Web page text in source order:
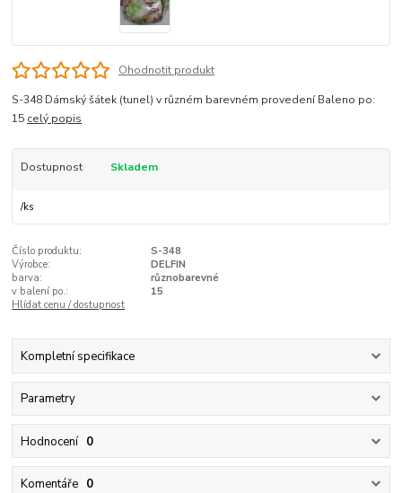
Ohodnotit produkt
S-348 Dámský šátek (tunel) v různém barevném provedení Baleno po:
15 celý popis
Dostupnost Skladem
/ks
Číslo produktu:
S-348
Výrobce:
DELFIN
barva:
různobarevné
v balení po.:
15
Hlídat cenu / dostupnost
Kompletní specifikace
Parametry
Hodnocení 0
Komentáře 0